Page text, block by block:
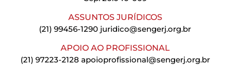
ASSUNTOS JURÍDICOS
(21) 99456-1290 juridico@sengerj.org.br
APOIO AO PROFISSIONAL
(21) 97223-2128 apoioprofissional@sengerj.org.br